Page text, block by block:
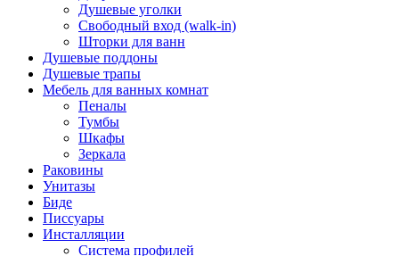
Душевые уголки
Свободный вход (walk-in)
Шторки для ванн
Душевые поддоны
Душевые трапы
Мебель для ванных комнат
Пеналы
Тумбы
Шкафы
Зеркала
Раковины
Унитазы
Биде
Писсуары
Инсталляции
Система профилей